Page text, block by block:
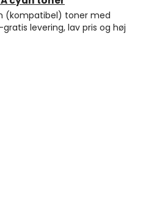
(kompatibel) toner med
levering, lav pris og høj